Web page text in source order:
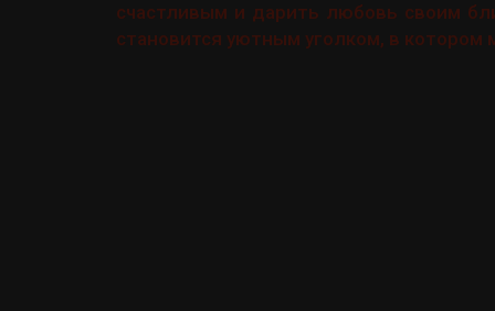
счастливым и дарить любовь своим
становится уютным уголком, в котором